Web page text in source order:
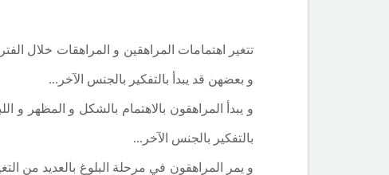
و بعضهن قد يبدأ بالتفكير بالجنس الآخر...
و يبدأ المراهقون بالاهتمام بالشكل و المظهر و
بالتفكير بالجنس الآخر...
و يمر المراهقون في مرحلة البلوغ بالعديد من